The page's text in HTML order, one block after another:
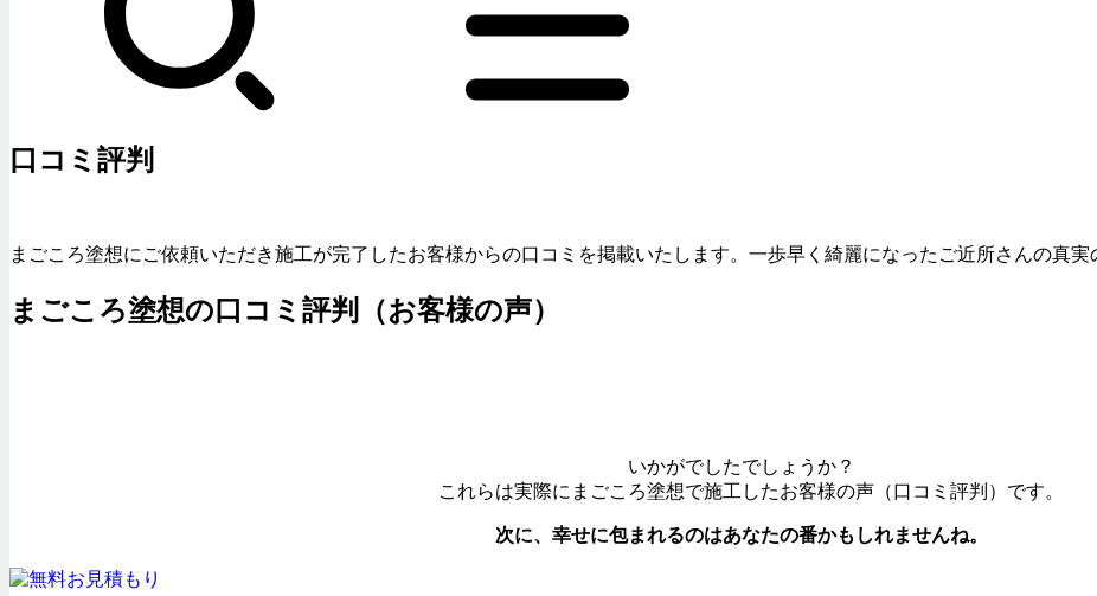
口コミ評判
まごころ塗想にご依頼いただき施工が完了したお客様からの口コミを掲載いたします。一歩早く綺麗になったご近所さんの真実
まごころ塗想の口コミ評判（お客様の声）
いかがでしたでしょうか？
これらは実際にまごころ塗想で施工したお客様の声（口コミ評判）です。
次に、幸せに包まれるのはあなたの番かもしれませんね。